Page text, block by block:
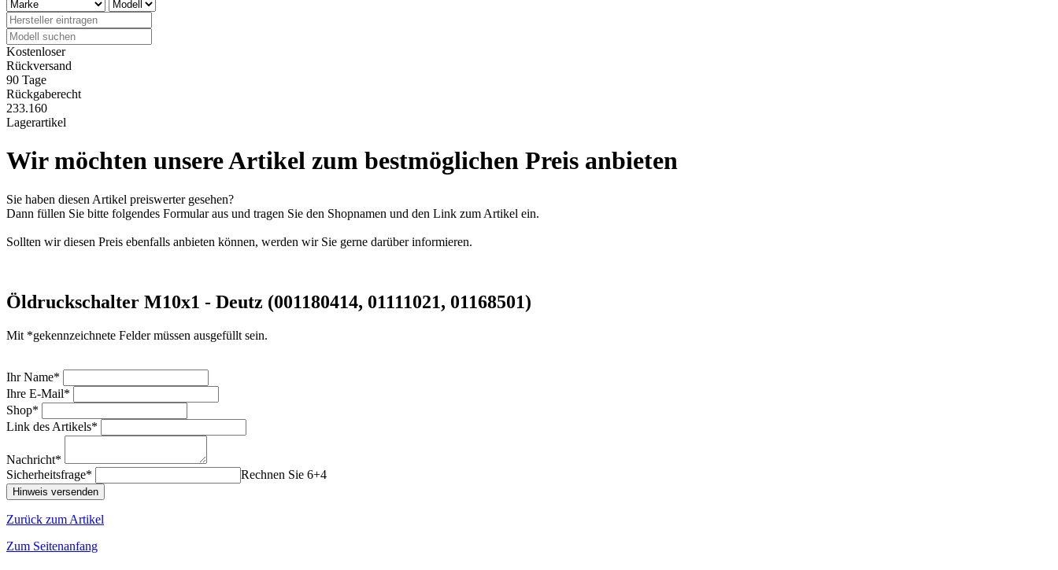
Kostenloser
Rückversand
90 Tage
Rückgaberecht
233.160
Lagerartikel
Wir möchten unsere Artikel zum bestmöglichen Preis anbieten
Sie haben diesen Artikel preiswerter gesehen?
Dann füllen Sie bitte folgendes Formular aus und tragen Sie den Shopnamen und den Link zum Artikel ein.
Sollten wir diesen Preis ebenfalls anbieten können, werden wir Sie gerne darüber informieren.
Öldruckschalter M10x1 - Deutz (001180414, 01111021, 01168501)
Mit *gekennzeichnete Felder müssen ausgefüllt sein.
Ihr Name*
Ihre E-Mail*
Shop*
Link des Artikels*
Nachricht*
Sicherheitsfrage*
Rechnen Sie 6+4
Zurück zum Artikel
Zum Seitenanfang